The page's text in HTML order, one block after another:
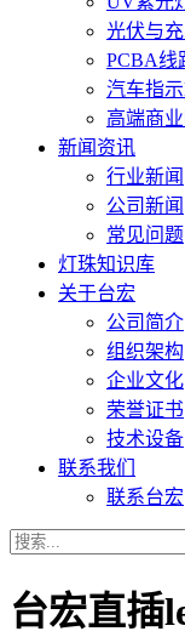
光伏与
PCBA线
汽车指
高端商
新闻资讯
行业新闻
公司新闻
常见问题
灯珠知识库
关于台宏
公司简介
组织架构
企业文化
荣誉证书
技术设备
联系我们
联系台宏
台宏直插